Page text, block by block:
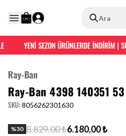
Ara
YENİ SEZON ÜRÜNLERDE İNDİRİM |
Ray-Ban
Ray-Ban 4398 140351
SKU:8056262301630
%30 8.829,00 ₺6.180,00 ₺